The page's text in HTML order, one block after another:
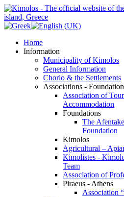
Home
Information
Municipality of Kimolos
General Information
Chorio & the Settlements
Associations -
Association of
Accommodation
Foundations
The
Foundation
Kimolos
Agricultural –
Kimolistes -
Team
Association of
Piraeus - Athens
Association